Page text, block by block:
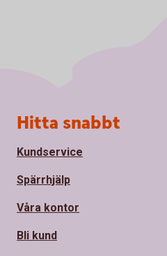
Sidfot
Hitta snabbt
Kundservice
Spärrhjälp
Våra kontor
Bli kund